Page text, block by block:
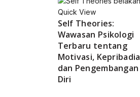
Quick View
Self Theories:
Wawasan Psikologi
Terbaru tentang
Motivasi,
dan Pengembangan
Diri